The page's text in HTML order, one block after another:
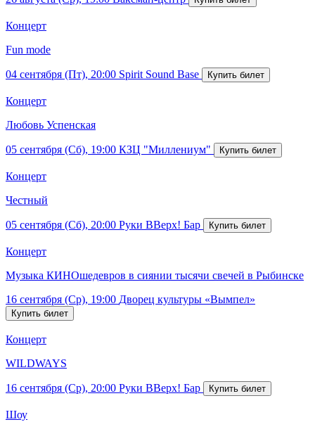
Концерт
Fun mode
04 сентября (Пт), 20:00 Spirit Sound Base
Концерт
Любовь Успенская
05 сентября (Сб), 19:00 КЗЦ "Миллениум"
Концерт
Честный
05 сентября (Сб), 20:00 Руки ВВерх! Бар
Концерт
Музыка КИНОшедевров в сиянии тысячи свечей в Рыбинске
16 сентября (Ср), 19:00 Дворец культуры «Вымпел»
Концерт
WILDWAYS
16 сентября (Ср), 20:00 Руки ВВерх! Бар
Шоу